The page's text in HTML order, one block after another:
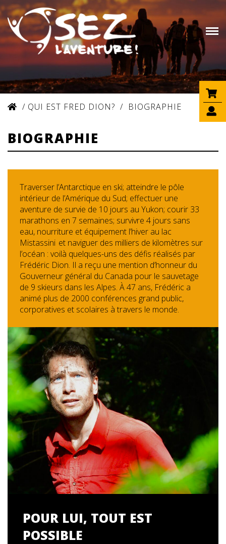
/ QUI EST FRED DION? / BIOGRAPHIE
BIOGRAPHIE
Traverser l’Antarctique en ski; atteindre le pôle
intérieur de l’Amérique du Sud; effectuer une
aventure de survie de 10 jours au Yukon; courir 33
marathons en 7 semaines; survivre 4 jours sans
eau, nourriture et équipement l’hiver au lac
Mistassini et naviguer des milliers de kilomètres sur
l’océan : voilà quelques-uns des défis réalisés par
Frédéric Dion. Il a reçu une mention d’honneur du
Gouverneur général du Canada pour le sauvetage
de 9 skieurs dans les Alpes. À 47 ans, Frédéric a
animé plus de 2000 conférences grand public,
corporatives et scolaires à travers le monde.
POUR LUI, TOUT EST
POSSIBLE